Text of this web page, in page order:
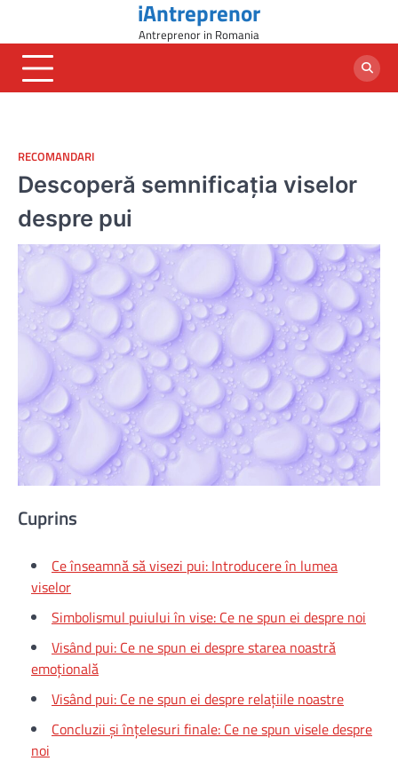
content
iAntreprenor
Antreprenor in Romania
RECOMANDARI
Descoperă semnificația viselor
despre pui
Cuprins
Ce înseamnă să visezi pui: Introducere în lumea
viselor
Simbolismul puiului în vise: Ce ne spun ei despre noi
Visând pui: Ce ne spun ei despre starea noastră
emoțională
Visând pui: Ce ne spun ei despre relațiile noastre
Concluzii și înțelesuri finale: Ce ne spun visele despre
noi